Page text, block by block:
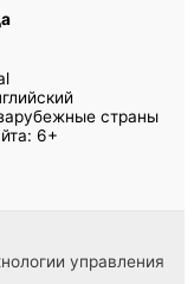
страны
6+
управления